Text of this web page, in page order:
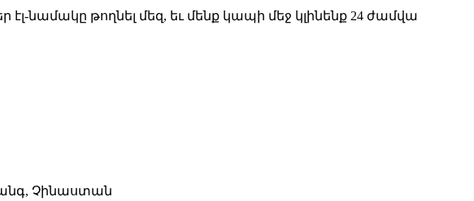
նամակը թողնել մեզ, եւ մենք կապի մեջ կլինենք 24 ժամվա
Չինաստան